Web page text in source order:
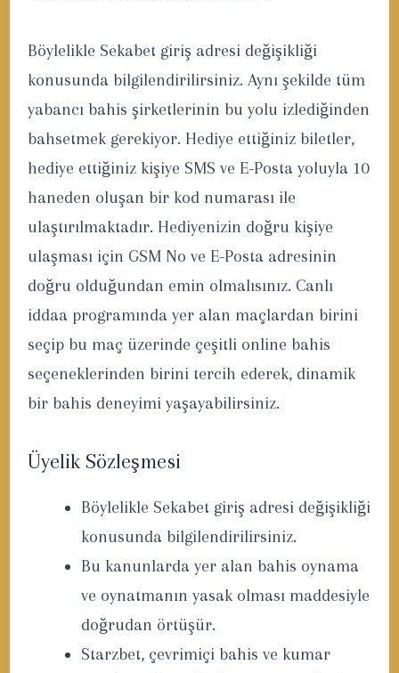
Böylelikle Sekabet giriş adresi değişikliği
konusunda bilgilendirilirsiniz. Aynı şekilde tüm
yabancı bahis şirketlerinin bu yolu izlediğinden
bahsetmek gerekiyor. Hediye ettiğiniz biletler,
hediye ettiğiniz kişiye SMS ve E-Posta yoluyla 10
haneden oluşan bir kod numarası ile
ulaştırılmaktadır. Hediyenizin doğru kişiye
ulaşması için GSM No ve E-Posta adresinin
doğru olduğundan emin olmalısınız. Canlı
iddaa programında yer alan maçlardan birini
seçip bu maç üzerinde çeşitli online bahis
seçeneklerinden birini tercih ederek, dinamik
bir bahis deneyimi yaşayabilirsiniz.
Üyelik Sözleşmesi
Böylelikle Sekabet giriş adresi değişikliği
konusunda bilgilendirilirsiniz.
Bu kanunlarda yer alan bahis oynama
ve oynatmanın yasak olması maddesiyle
doğrudan örtüşür.
Starzbet, çevrimiçi bahis ve kumar